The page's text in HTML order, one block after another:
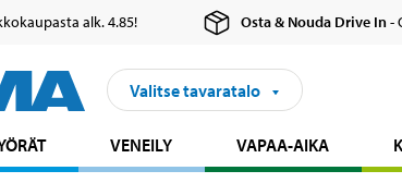
alk. 4.85! Osta & Nouda Drive In-
Valitse tavaratalo
VENEILY VAPAA-AIKA